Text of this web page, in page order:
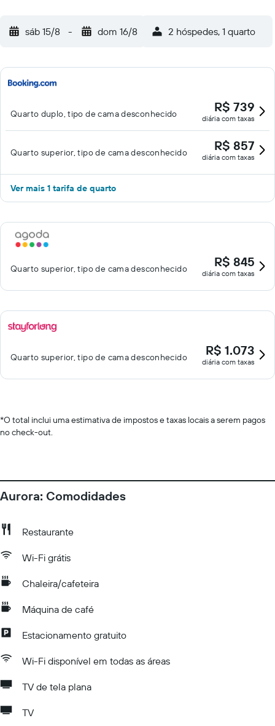
30 km de Castelo de Avio e a 43 km de Museu de Ciências -
sáb 15/8 - dom 16/8 2 hóspedes, 1 quarto
Quarto duplo, tipo de cama desconhecido R$ 739
diária com taxas
Quarto superior, tipo de cama desconhecido R$ 857
diária com taxas
Ver mais 1 tarifa de quarto
Quarto superior, tipo de cama desconhecido R$ 845
diária com taxas
Quarto superior, tipo de cama desconhecido R$ 1.073
diária com taxas
*O total inclui uma estimativa de impostos e taxas locais a serem pagos
no check-out.
Aurora: Comodidades
Restaurante
Wi-Fi grátis
Chaleira/cafeteira
Máquina de café
Estacionamento gratuito
Wi-Fi disponível em todas as áreas
TV de tela plana
TV